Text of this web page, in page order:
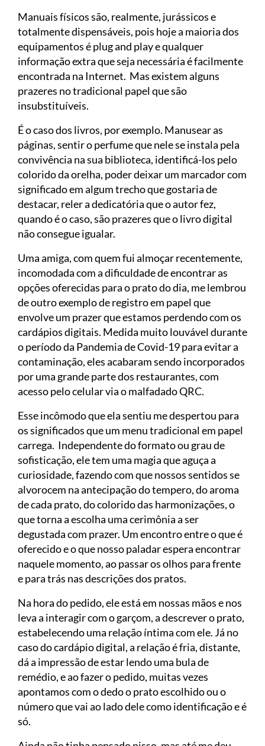
Manuais físicos são, realmente, jurássicos e
totalmente dispensáveis, pois hoje a maioria dos
equipamentos é plug and play e qualquer
informação extra que seja necessária é facilmente
encontrada na Internet. Mas existem alguns
prazeres no tradicional papel que são
insubstituíveis.
É o caso dos livros, por exemplo. Manusear as
páginas, sentir o perfume que nele se instala pela
convivência na sua biblioteca, identificá-los pelo
colorido da orelha, poder deixar um marcador com
significado em algum trecho que gostaria de
destacar, reler a dedicatória que o autor fez,
quando é o caso, são prazeres que o livro digital
não consegue igualar.
Uma amiga, com quem fui almoçar recentemente,
incomodada com a dificuldade de encontrar as
opções oferecidas para o prato do dia, me lembrou
de outro exemplo de registro em papel que
envolve um prazer que estamos perdendo com os
cardápios digitais. Medida muito louvável durante
o período da Pandemia de Covid-19 para evitar a
contaminação, eles acabaram sendo incorporados
por uma grande parte dos restaurantes, com
acesso pelo celular via o malfadado QRC.
Esse incômodo que ela sentiu me despertou para
os significados que um menu tradicional em papel
carrega. Independente do formato ou grau de
sofisticação, ele tem uma magia que aguça a
curiosidade, fazendo com que nossos sentidos se
alvorocem na antecipação do tempero, do aroma
de cada prato, do colorido das harmonizações, o
que torna a escolha uma cerimônia a ser
degustada com prazer. Um encontro entre o que é
oferecido e o que nosso paladar espera encontrar
naquele momento, ao passar os olhos para frente
e para trás nas descrições dos pratos.
Na hora do pedido, ele está em nossas mãos e nos
leva a interagir com o garçom, a descrever o prato,
estabelecendo uma relação íntima com ele. Já no
caso do cardápio digital, a relação é fria, distante,
dá a impressão de estar lendo uma bula de
remédio, e ao fazer o pedido, muitas vezes
apontamos com o dedo o prato escolhido ou o
número que vai ao lado dele como identificação e é
só.